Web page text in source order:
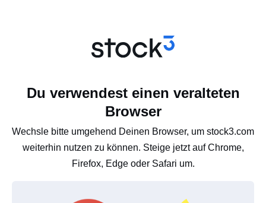
Du verwendest einen veralteten
Browser
Wechsle bitte umgehend Deinen Browser, um stock3.com
weiterhin nutzen zu können. Steige jetzt auf Chrome,
Firefox, Edge oder Safari um.